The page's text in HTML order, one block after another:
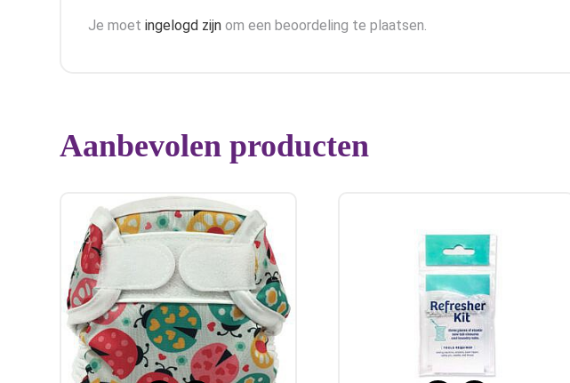
Je moet ingelogd zijn om een beoordeling te plaatsen.
Aanbevolen producten